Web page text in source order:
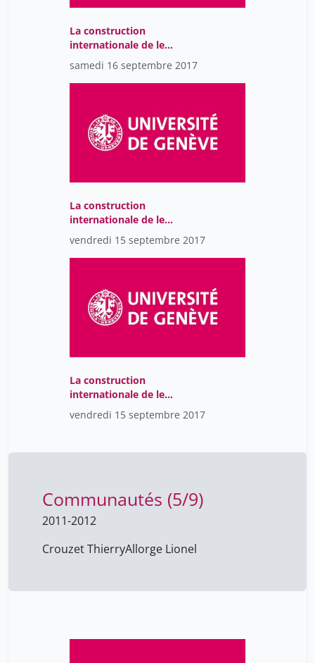
La construction
internationale de le
Réforme et l'espace
romand.
samedi 16 septembre 2017
La construction
internationale de le
Réforme et l'espace
romand.
vendredi 15 septembre 2017
La construction
internationale de le
Réforme et l'espace
romand.
vendredi 15 septembre 2017
Communautés (5/9)
2011-2012
Crouzet ThierryAllorge Lionel